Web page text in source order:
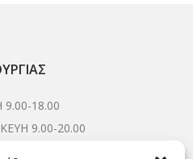
18.00
9.00-20.00